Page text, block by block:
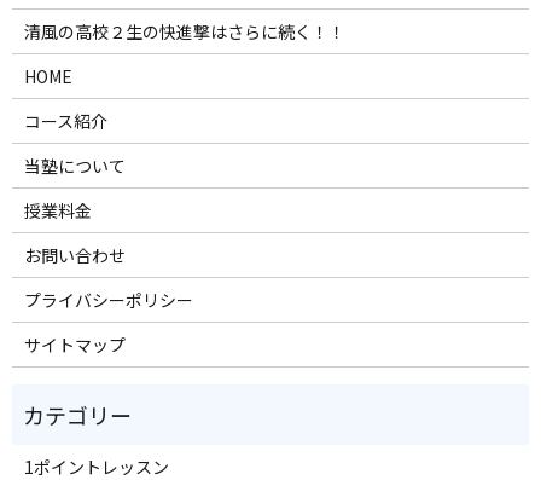
清風の高校２生の快進撃はさらに続く！！
HOME
コース紹介
当塾について
授業料金
お問い合わせ
プライバシーポリシー
サイトマップ
1ポイントレッスン